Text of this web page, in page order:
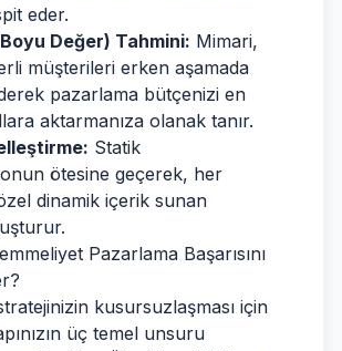
eder.
Değer) Tahmini: Mimari,
müşterileri erken aşamada
pazarlama bütçenizi en
aktarmanıza olanak tanır.
Statik
ötesine geçerek, her
dinamik içerik sunan
Pazarlama Başarısını
kusursuzlaşması için
üç temel unsuru